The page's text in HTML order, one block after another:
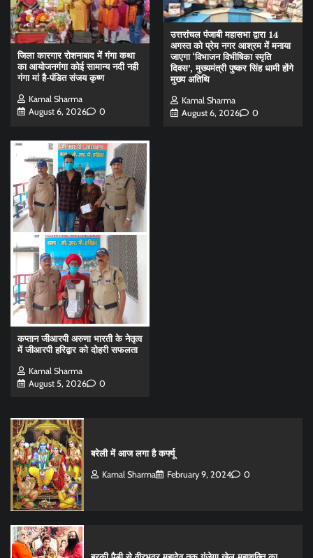
जिला कारगार रोशनाबाद में गंगा कथा
का आयोजनगंगा कोई सामान्य नदी नही
गंगा मां है-पंडित संजय कृष्ण
Kamal Sharma
August 6, 2026
0
उत्तरांचल पंजाबी महासभा द्वारा 14
अगस्त को प्रेम नगर आश्रम में मनाया
जाएगा ‘विभाजन विभीषिका स्मृति
दिवस’, मुख्यमंत्री पुष्कर सिंह धामी होंगे
मुख्य अतिथि
Kamal Sharma
August 6, 2026
0
कप्तान जीआरपी अरुणा भारती के नेतृत्व
में जीआरपी हरिद्वार को दोहरी सफलता
Kamal Sharma
August 5, 2026
0
बरेली में आज लगा है कर्फ्यू
Kamal Sharma February 9, 2024 0